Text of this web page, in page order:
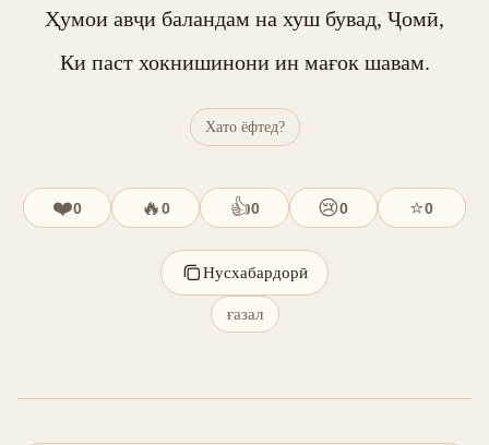
Ҳумои авҷи баландам на хуш бувад, Ҷомӣ,
Ки паст хокнишинони ин мағок шавам.
Хато ёфтед?
❤️0 🔥0 👍0 😢0 ⭐0
Нусхабардорӣ
ғазал